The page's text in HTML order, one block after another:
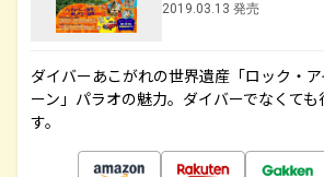
2019.03.13 発売
ダイバーあこがれの世界遺産「ロック・
ーン」パラオの魅力。ダイバーでなくて
す。